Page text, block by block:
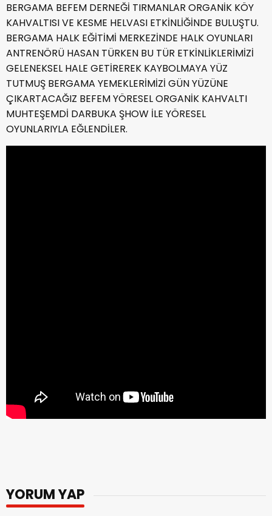
BERGAMA BEFEM DERNEĞİ TIRMANLAR ORGANİK KÖY
KAHVALTISI VE KESME HELVASI ETKİNLİĞİNDE BULUŞTU.
BERGAMA HALK EĞİTİMİ MERKEZİNDE HALK OYUNLARI
ANTRENÖRÜ HASAN TÜRKEN BU TÜR ETKİNLİKLERİMİZİ
GELENEKSEL HALE GETİREREK KAYBOLMAYA YÜZ
TUTMUŞ BERGAMA YEMEKLERİMİZİ GÜN YÜZÜNE
ÇIKARTACAĞIZ BEFEM YÖRESEL ORGANİK KAHVALTI
MUHTEŞEMDİ DARBUKA ŞHOW İLE YÖRESEL
OYUNLARIYLA EĞLENDİLER.
YORUM YAP